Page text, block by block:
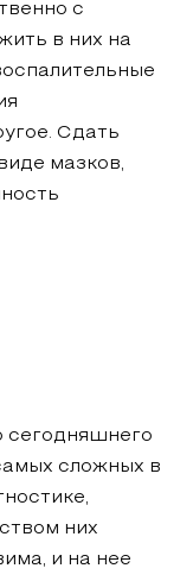
с
в них на
Сдать
мазков,
сегодняшнего
сложных в
них
и на нее